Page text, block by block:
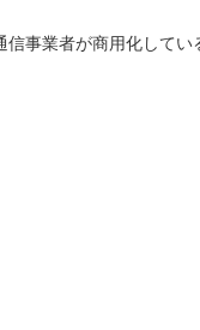
事業者が商用化してい